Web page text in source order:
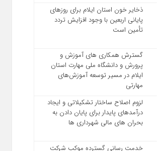
ذخایر خون استان ایلام برای روزهای
پایانی اربعین با وجود افزایش تردد
تأمین است
گسترش همکاری‌ های آموزش و
پرورش و دانشگاه ملی مهارت استان
ایلام در مسیر توسعه آموزش‌های
مهارتی
لزوم اصلاح ساختار تشکیلاتی و ایجاد
درآمدهای پایدار برای پایان دادن به
بحران‌ های مالی شهرداری‌ ها
خدمت رسانی گسترده موکب شرکت